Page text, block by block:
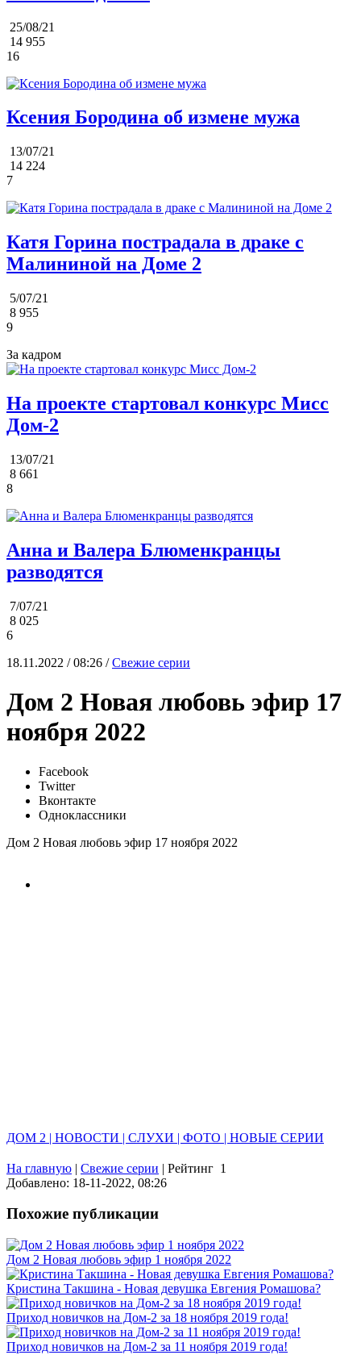
25/08/21
14 955
16
Ксения Бородина об измене мужа
13/07/21
14 224
7
Катя Горина пострадала в драке с
Малининой на Доме 2
5/07/21
8 955
9
За кадром
На проекте стартовал конкурс Мисс
Дом-2
13/07/21
8 661
8
Анна и Валера Блюменкранцы
разводятся
7/07/21
8 025
6
18.11.2022 / 08:26 /Свежие серии
Дом 2 Новая любовь эфир 17
ноября 2022
Facebook
Twitter
Вконтакте
Одноклассники
Дом 2 Новая любовь эфир 17 ноября 2022
ДОМ 2 | НОВОСТИ | СЛУХИ | ФОТО | НОВЫЕ СЕРИИ
На главную | Свежие серии | Рейтинг 1
Добавлено: 18-11-2022, 08:26
Похожие публикации
Дом 2 Новая любовь эфир 1 ноября 2022
Кристина Такшина - Новая девушка Евгения Ромашова?
Приход новичков на Дом-2 за 18 ноября 2019 года!
Приход новичков на Дом-2 за 11 ноября 2019 года!